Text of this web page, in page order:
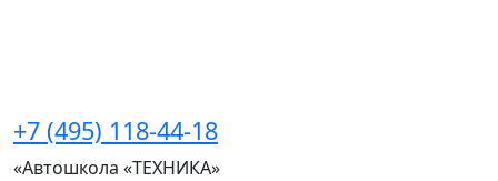
+7 (495) 118-44-18
«Автошкола «ТЕХНИКА»